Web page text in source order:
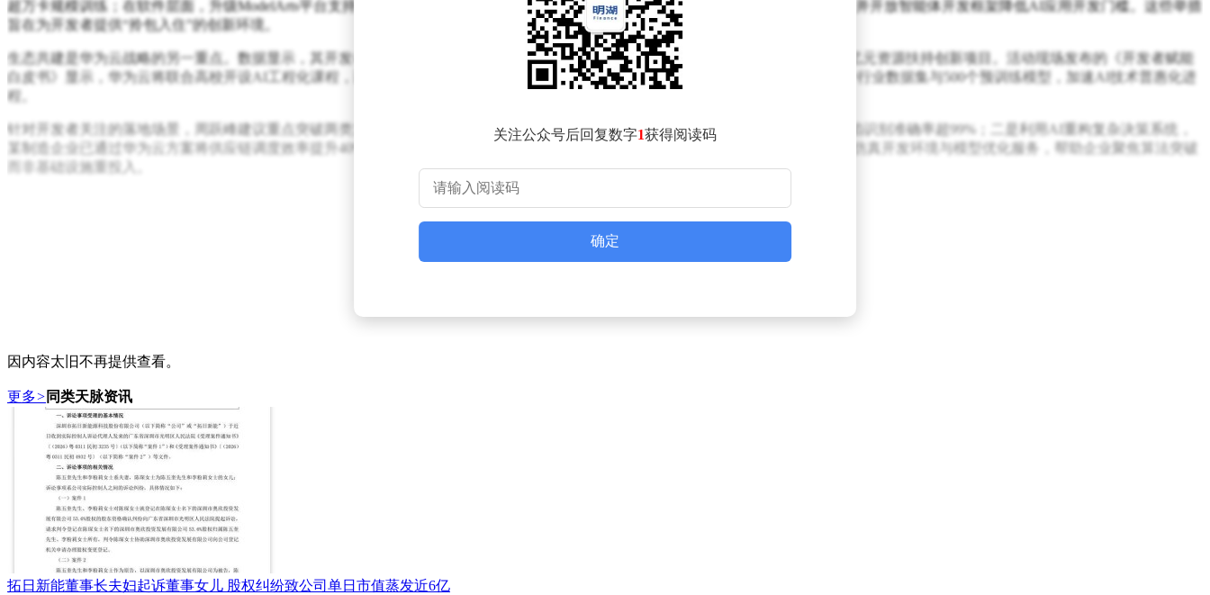
超万卡规模训练；在软件层面，升级ModelArts平台支持千亿参数模型高效微调，推出智能编程助手CodeArts可自动生成80%基础代码，并开放智能体开发框架降低AI应用开发门槛。这些举措
旨在为开发者提供“拎包入住”的创新环境。
生态共建是华为云战略的另一重点。数据显示，其开发者生态已汇聚超1000万注册用户与5万家合作伙伴，通过“沃土云创”计划投入数亿元资源扶持创新项目。活动现场发布的《开发者赋能
白皮书》显示，华为云将联合高校开设AI工程化课程，面向企业开发者推出“技术认证+商业孵化”双轨计划，并承诺未来三年开放100个行业数据集与500个预训练模型，加速AI技术普惠化进
程。
针对开发者关注的落地场景，周跃峰建议重点突破两类方向：一是通过“模型+智能体”架构复现专家经验，例如在工业质检领域实现缺陷识别准确率超99%；二是利用AI重构复杂决策系统，
某制造企业已通过华为云方案将供应链调度效率提升40%。对于具身智能初创团队，华为云宣布推出“星火计划”，提供免费算力资源、仿真开发环境与模型优化服务，帮助企业聚焦算法突破
而非基础设施重投入。
关注公众号后回复数字1获得阅读码
确定
因内容太旧不再提供查看。
更多> 同类天脉资讯
拓日新能董事长夫妇起诉董事女儿 股权纠纷致公司单日市值蒸发近6亿